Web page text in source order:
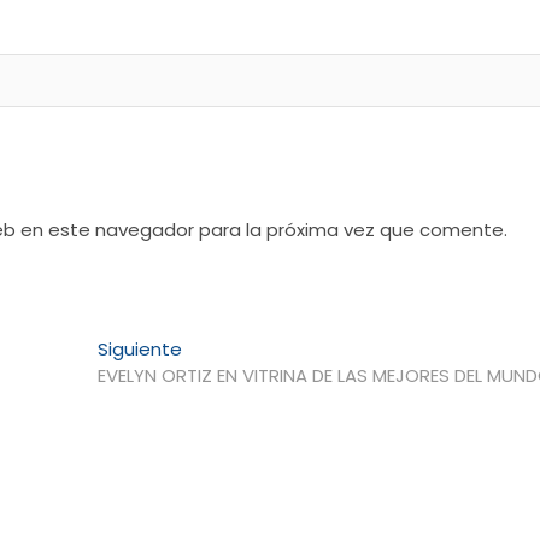
en este navegador para la próxima vez que comente.
Siguiente
siguiente:
EVELYN ORTIZ EN VITRINA DE LAS MEJORES DEL